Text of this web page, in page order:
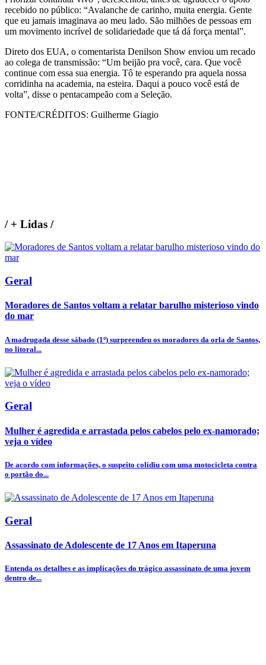
recebido no público: “Avalanche de carinho, muita energia. Gente
que eu jamais imaginava ao meu lado. São milhões de pessoas em
um movimento incrível de solidariedade que tá dá força mental”.
Direto dos EUA, o comentarista Denilson Show enviou um recado
ao colega de transmissão: “Um beijão pra você, cara. Que você
continue com essa sua energia. Tô te esperando pra aquela nossa
corridinha na academia, na esteira. Daqui a pouco você está de
volta”, disse o pentacampeão com a Seleção.
FONTE/CRÉDITOS: Guilherme Giagio
/+ Lidas /
Geral
Moradores de Santos voltam a relatar barulho misterioso vindo
do mar
A madrugada desse sábado (1º) surpreendeu os moradores da orla de Santos,
no litoral...
Geral
Mulher é agredida e arrastada pelos cabelos pelo ex-namorado;
veja o vídeo
De acordo com informações, o suspeito colidiu com uma motocicleta contra
o portão do...
Geral
Assassinato de Adolescente de 17 Anos em Itaperuna
Entenda os detalhes e as implicações do trágico assassinato de uma jovem
dentro de...